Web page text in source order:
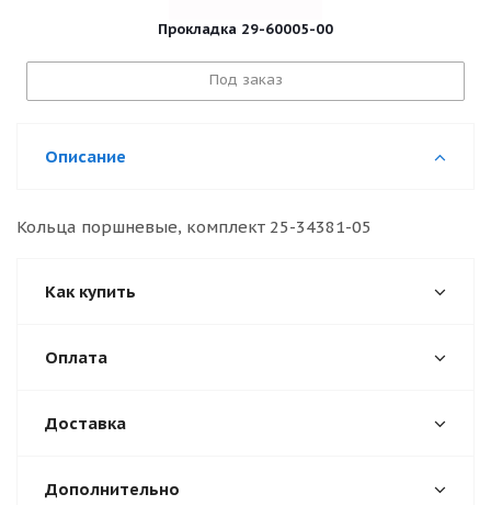
Прокладка 29-60005-00
Под заказ
Описание
Кольца поршневые, комплект 25-34381-05
Как купить
Оплата
Доставка
Дополнительно